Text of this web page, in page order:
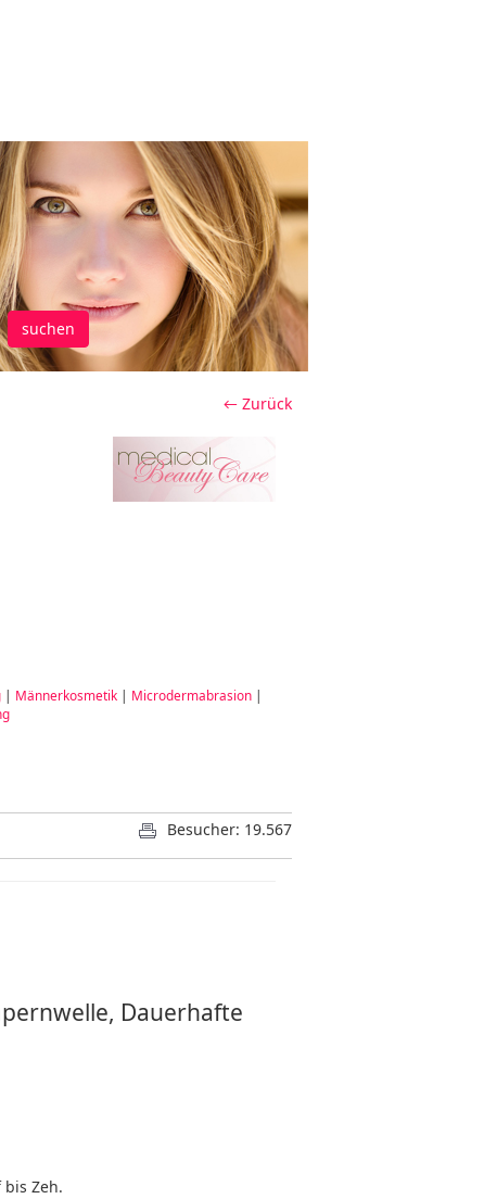
suchen
← Zurück
| Männerkosmetik | Microdermabrasion |
Besucher: 19.567
Dauerhafte
Zeh.